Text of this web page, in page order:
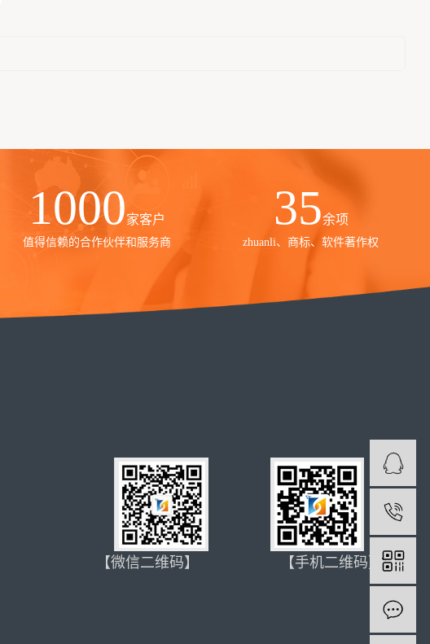
1000家客户
值得信赖的合作伙伴和服务商
35余项
zhuanli、商标、软件著作权
【微信二维码】 【手机二维码】